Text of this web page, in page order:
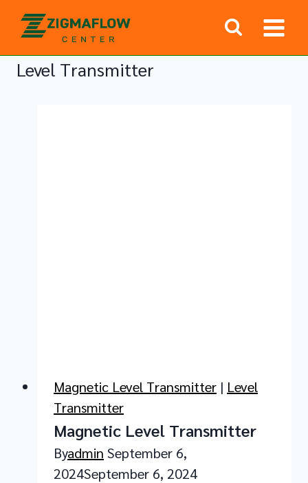
content
Level Transmitter
Magnetic Level Transmitter | Level
Transmitter
Magnetic Level Transmitter
Byadmin September 6,
2024September 6, 2024